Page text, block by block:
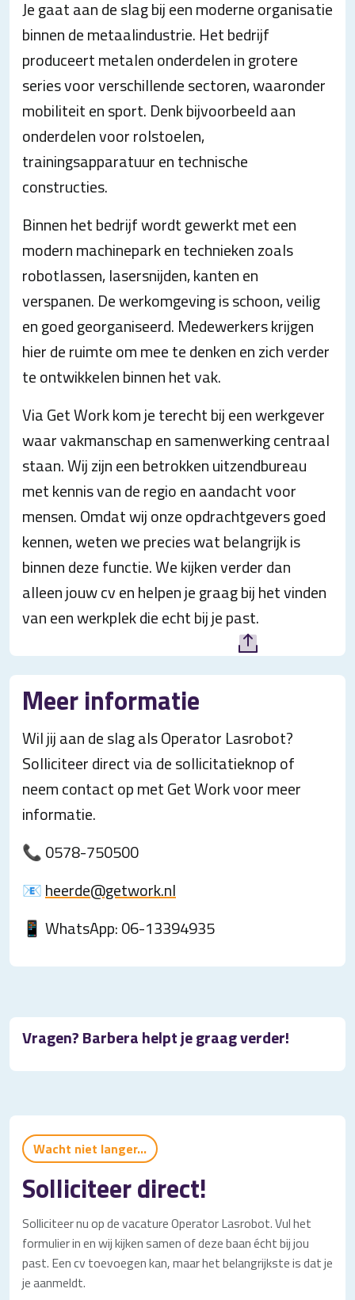
Je gaat aan de slag bij een moderne organisatie
binnen de metaalindustrie. Het bedrijf
produceert metalen onderdelen in grotere
series voor verschillende sectoren, waaronder
mobiliteit en sport. Denk bijvoorbeeld aan
onderdelen voor rolstoelen,
trainingsapparatuur en technische
constructies.
Binnen het bedrijf wordt gewerkt met een
modern machinepark en technieken zoals
robotlassen, lasersnijden, kanten en
verspanen. De werkomgeving is schoon, veilig
en goed georganiseerd. Medewerkers krijgen
hier de ruimte om mee te denken en zich verder
te ontwikkelen binnen het vak.
Via Get Work kom je terecht bij een werkgever
waar vakmanschap en samenwerking centraal
staan. Wij zijn een betrokken uitzendbureau
met kennis van de regio en aandacht voor
mensen. Omdat wij onze opdrachtgevers goed
kennen, weten we precies wat belangrijk is
binnen deze functie. We kijken verder dan
alleen jouw cv en helpen je graag bij het vinden
van een werkplek die echt bij je past.
Meer informatie
Wil jij aan de slag als Operator Lasrobot?
Solliciteer direct via de sollicitatieknop of
neem contact op met Get Work voor meer
informatie.
📞 0578-750500
📧heerde@getwork.nl
📱 WhatsApp: 06-13394935
Vragen? Barbera helpt je graag verder!
Wacht niet langer...
Solliciteer direct!
Solliciteer nu op de vacature Operator Lasrobot. Vul het
formulier in en wij kijken samen of deze baan écht bij jou
past. Een cv toevoegen kan, maar het belangrijkste is dat je
je aanmeldt.